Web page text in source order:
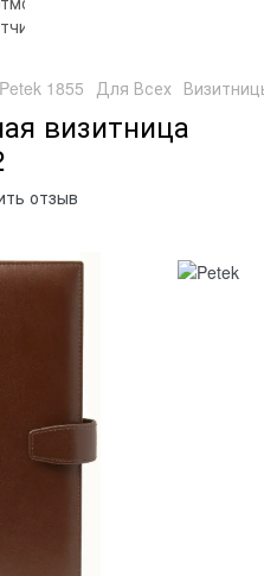
1855 Для Всех
визитница
отзыв